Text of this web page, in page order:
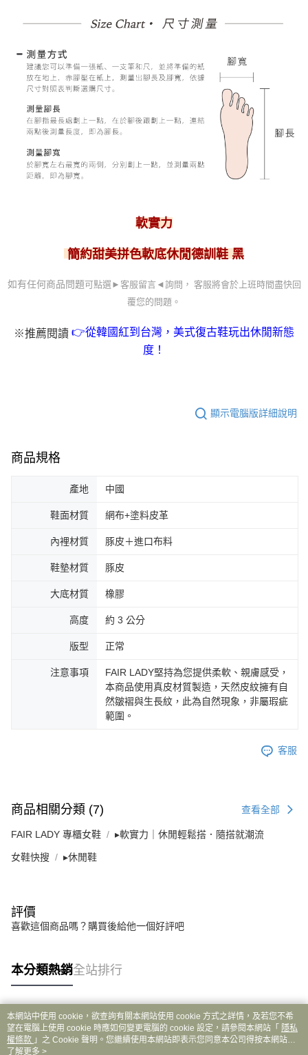
軟實力
簡約甜美拼色軟底休閒德訓鞋 黑
如有任何商品問題可點選►客服留言◄詢問， 客服將會於上班時間盡快回
覆您的問題。
※推薦閱讀 👉從韓國紅到台灣，美式復古鞋玩出休閒新態
度！
顯示電腦版詳細說明
商品規格
產地 中國
鞋面材質 網布+塗料皮革
內裡材質 豚皮＋進口布料
鞋墊材質 豚皮
大底材質 橡膠
高度 約 3 公分
版型 正常
注意事項
FAIR LADY堅持為您提供柔軟、親膚感受，
本商品使用真皮材質製造，天然皮紋擁有自
然皺褶與生長紋，此為自然現象，非屬瑕疵
範圍。
客服
商品相關分類 (7) 查看全部
FAIR LADY 專櫃女鞋 ▸軟實力｜休閒輕鬆搭．隨搭就潮流
女鞋快搜 ▸休閒鞋
評價
喜歡這個商品嗎？購買後給他一個好評吧
本分類熱銷全站排行
熱門標籤
本網站中使用 cookie，欲查詢有關本網站使用 cookie 方式之詳情，及若您不希
望在電腦上使用 cookie 時應如何變更電腦的 cookie 設定，請參閱本網站「 隱私
權條款 」之 Cookie 聲明。您繼續使用本網站即表示您同意本公司得按本網站使
用條款之 Cookie 聲明使用 cookie。
了解更多 >